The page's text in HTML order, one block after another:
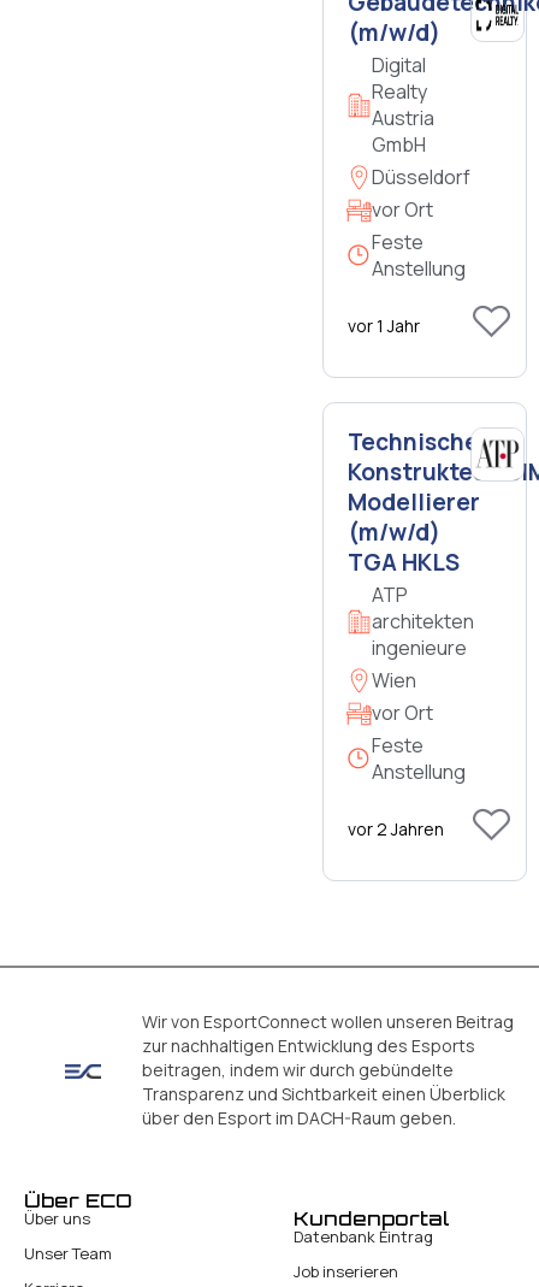
(m/w/d)
Digital
Realty
Austria
GmbH
Düsseldorf
vor Ort
Feste
Anstellung
vor 1 Jahr
Technischer
Konstrukteur/
Modellierer
(m/w/d)
TGA HKLS
ATP
architekten
ingenieure
Wien
vor Ort
Feste
Anstellung
vor 2 Jahren
Wir von EsportConnect wollen unseren Beitrag
zur nachhaltigen Entwicklung des Esports
beitragen, indem wir durch gebündelte
Transparenz und Sichtbarkeit einen Überblick
über den Esport im DACH-Raum geben.
Über ECO
Über uns
Unser Team
Kundenportal
Datenbank Eintrag
Job inserieren